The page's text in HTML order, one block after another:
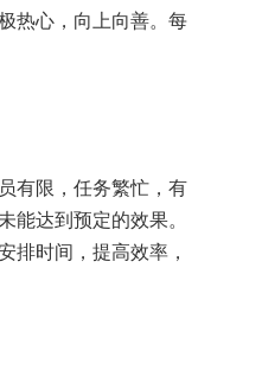
热心，向上向善。每
有限，任务繁忙，有
能达到预定的效果。
排时间，提高效率，